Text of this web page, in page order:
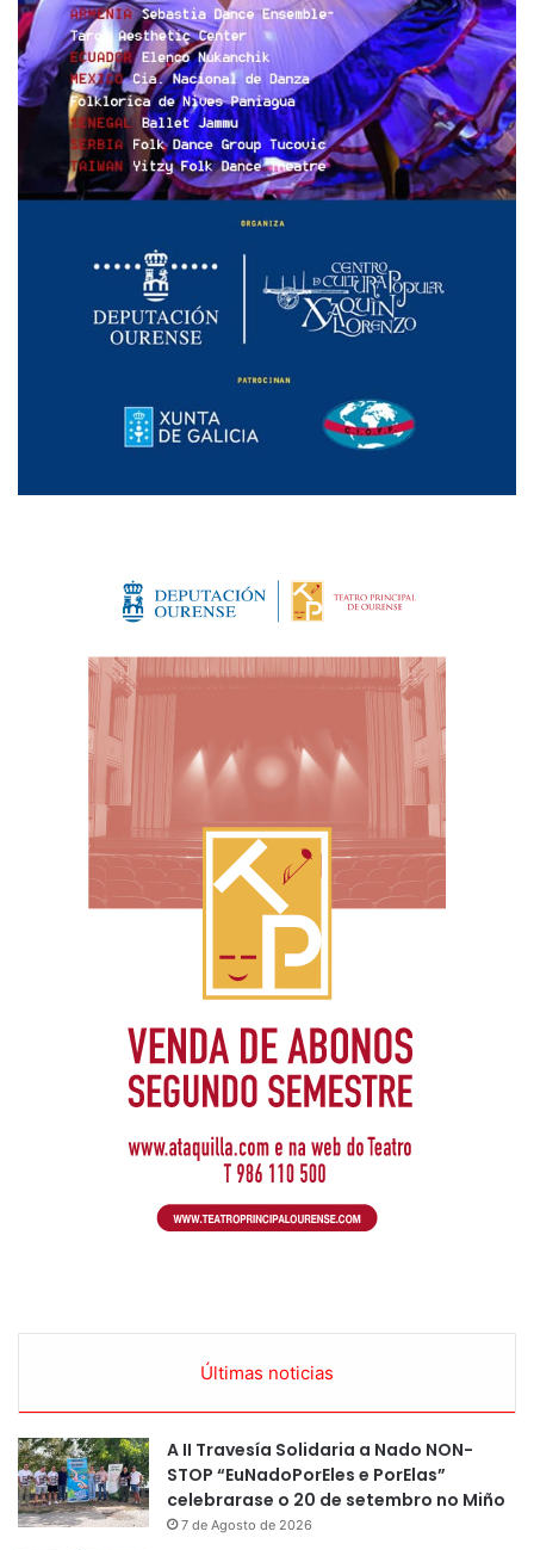
Últimas noticias
A II Travesía Solidaria a Nado NON-
STOP “EuNadoPorEles e PorElas”
celebrarase o 20 de setembro no Miño
7 de Agosto de 2026